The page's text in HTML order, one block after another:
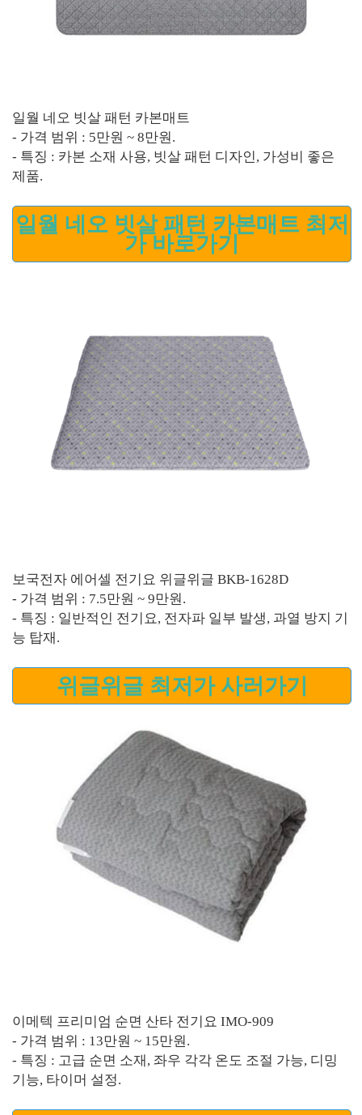
일월 네오 빗살 패턴 카본매트
- 가격 범위 : 5만원 ~ 8만원.
- 특징 : 카본 소재 사용, 빗살 패턴 디자인, 가성비 좋은
제품.
일월 네오 빗살 패턴 카본매트 최저
가 바로가기
보국전자 에어셀 전기요 위글위글 BKB-1628D
- 가격 범위 : 7.5만원 ~ 9만원.
- 특징 : 일반적인 전기요, 전자파 일부 발생, 과열 방지 기
능 탑재.
위글위글 최저가 사러가기
이메텍 프리미엄 순면 산타 전기요 IMO-909
- 가격 범위 : 13만원 ~ 15만원.
- 특징 : 고급 순면 소재, 좌우 각각 온도 조절 가능, 디밍
기능, 타이머 설정.